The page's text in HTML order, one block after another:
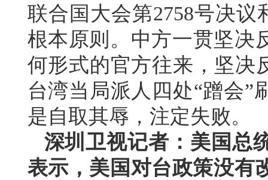
联合国大会第2758号决议
根本原则。中方一贯坚决
何形式的官方往来，坚决
台湾当局派人四处“蹭会”
是自取其辱，注定失败。
深圳卫视记者：美国总
表示，美国对台政策没有